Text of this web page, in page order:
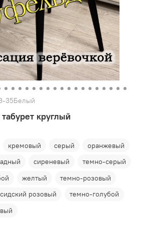
35Белый
круглый
кремовый серый
оранжевый
сиреневый
темно-серый
желтый
темно-розовый
розовый
темно-голубой